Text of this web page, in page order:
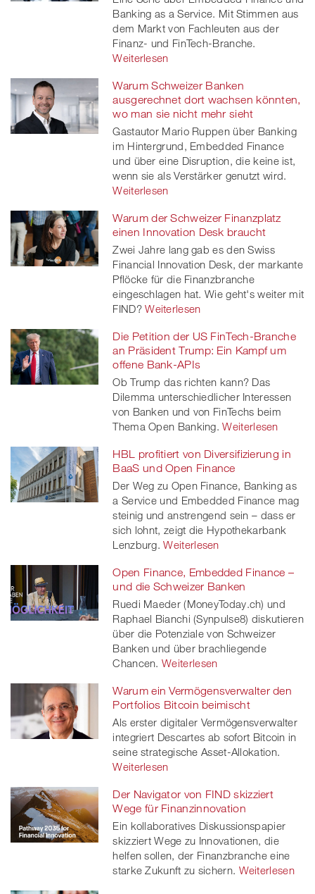
Banking as a Service. Mit Stimmen aus
dem Markt von Fachleuten aus der
Finanz- und FinTech-Branche.
Weiterlesen
Warum Schweizer Banken
ausgerechnet dort wachsen könnten,
wo man sie nicht mehr sieht
Gastautor Mario Ruppen über Banking
im Hintergrund, Embedded Finance
und über eine Disruption, die keine ist,
wenn sie als Verstärker genutzt wird.
Weiterlesen
Warum der Schweizer Finanzplatz
einen Innovation Desk braucht
Zwei Jahre lang gab es den Swiss
Financial Innovation Desk, der markante
Pflöcke für die Finanzbranche
eingeschlagen hat. Wie geht's weiter mit
FIND? Weiterlesen
Die Petition der US FinTech-Branche
an Präsident Trump: Ein Kampf um
offene Bank-APIs
Ob Trump das richten kann? Das
Dilemma unterschiedlicher Interessen
von Banken und von FinTechs beim
Thema Open Banking. Weiterlesen
HBL profitiert von Diversifizierung in
BaaS und Open Finance
Der Weg zu Open Finance, Banking as
a Service und Embedded Finance mag
steinig und anstrengend sein – dass er
sich lohnt, zeigt die Hypothekarbank
Lenzburg. Weiterlesen
Open Finance, Embedded Finance –
und die Schweizer Banken
Ruedi Maeder (MoneyToday.ch) und
Raphael Bianchi (Synpulse8) diskutieren
über die Potenziale von Schweizer
Banken und über brachliegende
Chancen. Weiterlesen
Warum ein Vermögensverwalter den
Portfolios Bitcoin beimischt
Als erster digitaler Vermögensverwalter
integriert Descartes ab sofort Bitcoin in
seine strategische Asset-Allokation.
Weiterlesen
Der Navigator von FIND skizziert
Wege für Finanzinnovation
Ein kollaboratives Diskussionspapier
skizziert Wege zu Innovationen, die
helfen sollen, der Finanzbranche eine
starke Zukunft zu sichern. Weiterlesen